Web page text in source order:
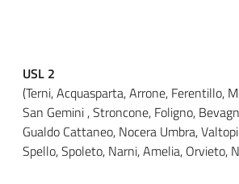
USL 2
(Terni, Acquasparta, Arrone, Ferentillo,
San Gemini , Stroncone, Foligno,
Gualdo Cattaneo, Nocera Umbra,
Spello, Spoleto, Narni, Amelia, Orvieto,